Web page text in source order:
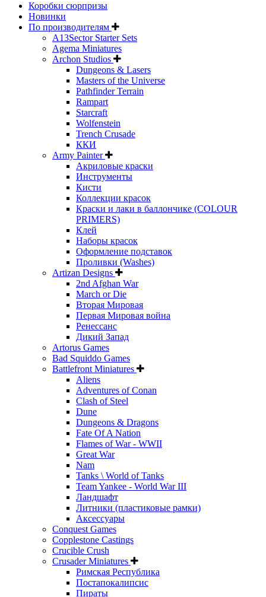
Коробки сюрпризы
Новинки
По производителям
A13Sector Starter Sets
Agema Miniatures
Archon Studios
Dungeons & Lasers
Masters of the Universe
Pathfinder Terrain
Rampart
Starcraft
Wolfenstein
Trench Crusade
ККИ
Army Painter
Акриловые краски
Инструменты
Кисти
Коллекции красок
Краски и лаки в баллончике (COLOUR
PRIMERS)
Клей
Наборы красок
Оформление подставок
Проливки (Washes)
Artizan Designs
2nd Afghan War
March or Die
Вторая Мировая
Первая Мировая война
Ренессанс
Дикий Запад
Artorus Games
Bad Squiddo Games
Battlefront Miniatures
Aliens
Adventures of Conan
Clash of Steel
Dune
Dungeons & Dragons
Fate Of A Nation
Flames of War - WWII
Great War
Nam
Tanks \ World of Tanks
Team Yankee - World War III
Ландшафт
Литники (пластиковые рамки)
Аксессуары
Conquest Games
Copplestone Castings
Crucible Crush
Crusader Miniatures
Римская Республика
Постапокалипсис
Пираты